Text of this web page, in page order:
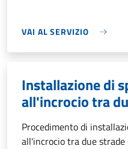
VAI AL SERVIZIO
Installazione di
all'incrocio tra
Procedimento di
all'incrocio tra due strade